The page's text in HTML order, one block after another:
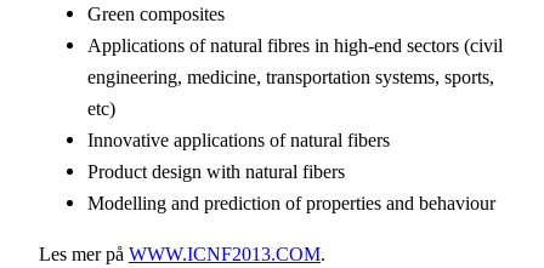
Green composites
Applications of natural fibres in high-end sectors (civil
engineering, medicine, transportation systems, sports,
etc)
Innovative applications of natural fibers
Product design with natural fibers
Modelling and prediction of properties and behaviour
Les mer på WWW.ICNF2013.COM.